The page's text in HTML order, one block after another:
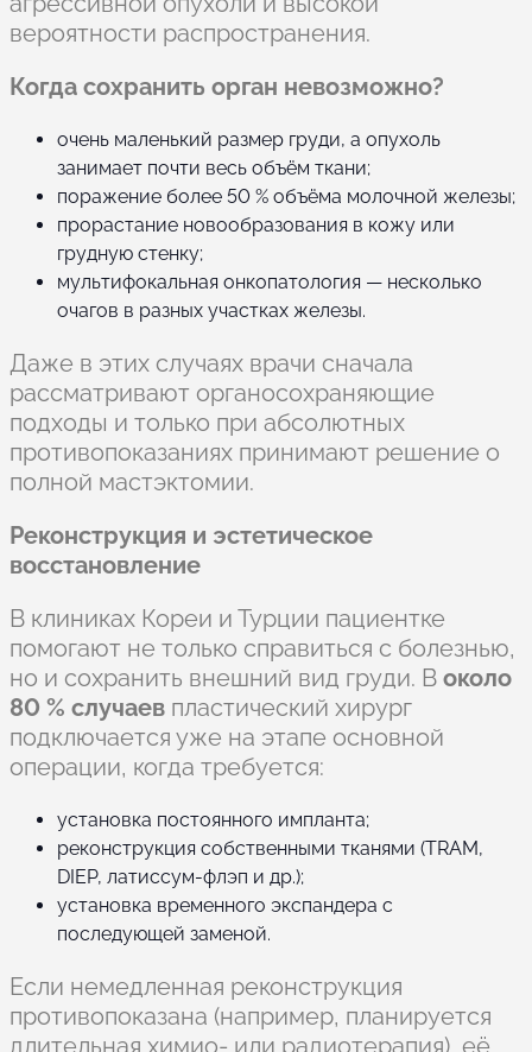
вероятности распространения.
Когда сохранить орган невозможно?
очень маленький размер груди, а опухоль
занимает почти весь объём ткани;
поражение более 50 % объёма молочной железы;
прорастание новообразования в кожу или
грудную стенку;
мультифокальная онкопатология — несколько
очагов в разных участках железы.
Даже в этих случаях врачи сначала
рассматривают органосохраняющие
подходы и только при абсолютных
противопоказаниях принимают решение о
полной мастэктомии.
Реконструкция и эстетическое
восстановление
В клиниках Кореи и Турции пациентке
помогают не только справиться с болезнью,
но и сохранить внешний вид груди. В около
80 % случаев пластический хирург
подключается уже на этапе основной
операции, когда требуется:
установка постоянного импланта;
реконструкция собственными тканями (TRAM,
DIEP, латиссум-флэп и др.);
установка временного экспандера с
последующей заменой.
Если немедленная реконструкция
противопоказана (например, планируется
длительная химио- или радиотерапия), её